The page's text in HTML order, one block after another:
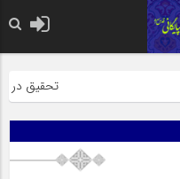
تحقیق در